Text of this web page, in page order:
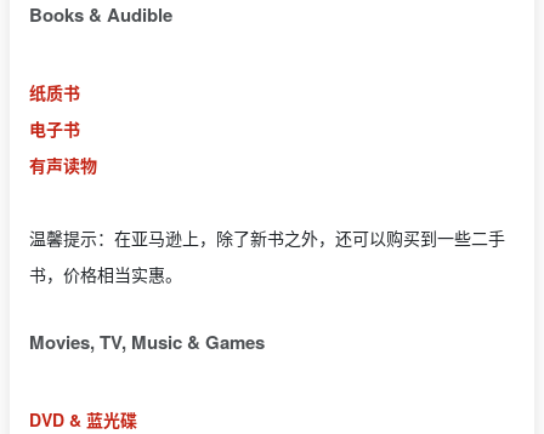
Books & Audible
纸质书
电子书
有声读物
温馨提示：在亚马逊上，除了新书之外，还可以购买到一些二手
书，价格相当实惠。
Movies, TV, Music & Games
DVD & 蓝光碟